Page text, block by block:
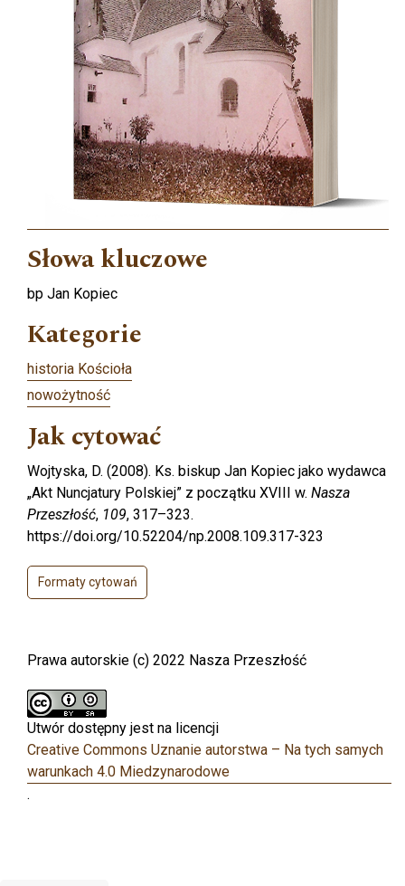
Słowa kluczowe
bp Jan Kopiec
Kategorie
historia Kościoła
nowożytność
Jak cytować
Wojtyska, D. (2008). Ks. biskup Jan Kopiec jako wydawca
„Akt Nuncjatury Polskiej” z początku XVIII w. Nasza
Przeszłość, 109, 317–323.
https://doi.org/10.52204/np.2008.109.317-323
Formaty cytowań
Prawa autorskie (c) 2022 Nasza Przeszłość
Utwór dostępny jest na licencji
Creative Commons Uznanie autorstwa – Na tych samych
warunkach 4.0 Miedzynarodowe
.